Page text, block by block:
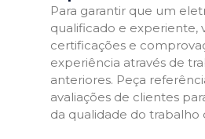
Para garantir que um
qualificado e experiente,
certificações e
experiência através de
anteriores. Peça
avaliações de clientes
da qualidade do trabalho